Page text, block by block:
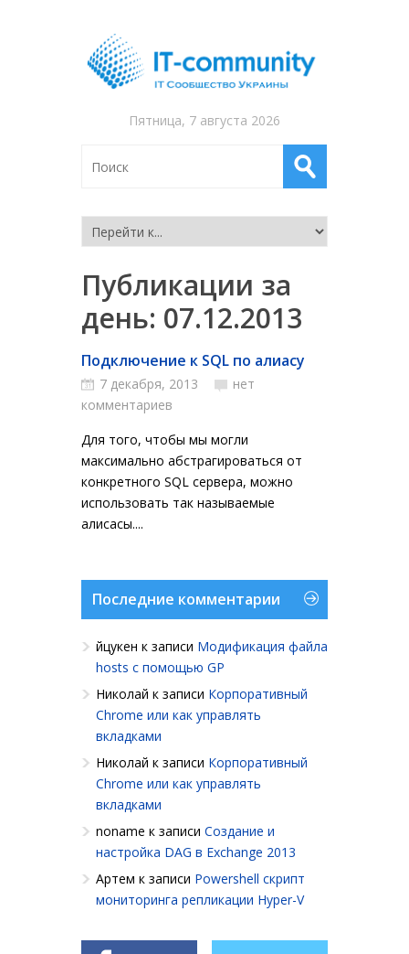
Пятница, 7 августа 2026
Публикации за
день: 07.12.2013
Подключение к SQL по алиасу
7 декабря, 2013
нет
комментариев
Для того, чтобы мы могли
максимально абстрагироваться от
конкретного SQL сервера, можно
использовать так называемые
алисасы....
Последние комментарии
йцукен к записи Модификация файла
hosts с помощью GP
Николай к записи Корпоративный
Chrome или как управлять
вкладками
Николай к записи Корпоративный
Chrome или как управлять
вкладками
noname к записи Создание и
настройка DAG в Exchange 2013
Артем к записи Powershell cкрипт
мониторинга репликации Hyper-V